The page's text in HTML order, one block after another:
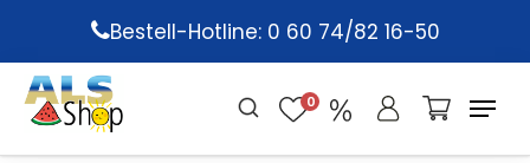
main
content
Bestell-Hotline: 0 60 74/82 16-50
0